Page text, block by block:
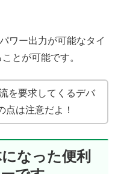
ワー出力が可能なタイ
とが可能です。
を要求してくるデバ
点は注意だよ！
なった便利